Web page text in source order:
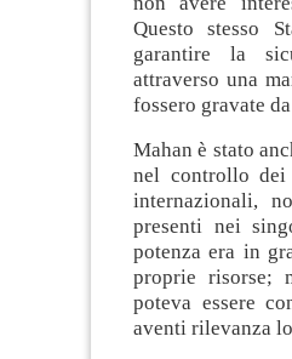
Questo stesso
garantire la
attraverso una
fossero gravate
Mahan è stato
nel controllo dei
internazionali,
presenti nei
potenza era in
proprie risorse;
poteva essere
aventi rilevanza